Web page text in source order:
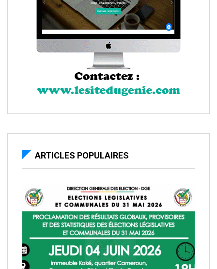
ARTICLES POPULAIRES